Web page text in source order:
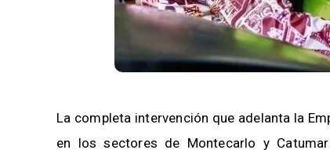
La completa intervención que adelanta la
en los sectores de Montecarlo y